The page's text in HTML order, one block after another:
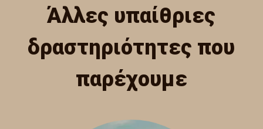
Άλλες υπαίθριες
δραστηριότητες που
παρέχουμε